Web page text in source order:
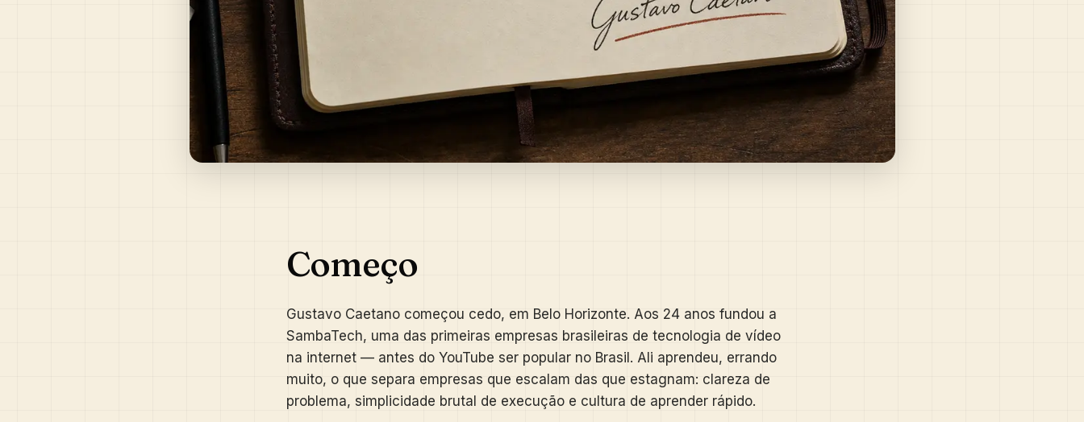
Começo
Gustavo Caetano começou cedo, em Belo Horizonte. Aos 24 anos fundou a
SambaTech, uma das primeiras empresas brasileiras de tecnologia de vídeo
na internet — antes do YouTube ser popular no Brasil. Ali aprendeu, errando
muito, o que separa empresas que escalam das que estagnam: clareza de
problema, simplicidade brutal de execução e cultura de aprender rápido.